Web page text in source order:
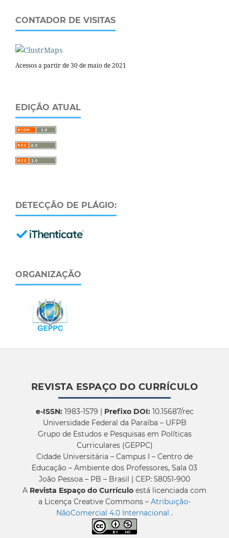
CONTADOR DE VISITAS
Acessos a partir de 30 de maio de 2021
EDIÇÃO ATUAL
DETECÇÃO DE PLÁGIO:
ORGANIZAÇÃO
REVISTA ESPAÇO DO CURRÍCULO
e-ISSN:1983-1579 | Prefixo DOI:10.15687/rec
Universidade Federal da Paraíba – UFPB
Grupo de Estudos e Pesquisas em Políticas
Curriculares (GEPPC)
Cidade Universitária – Campus I – Centro de
Educação – Ambiente dos Professores, Sala 03
João Pessoa – PB – Brasil | CEP: 58051-900
A Revista Espaço do Currículo está licenciada com
a Licença Creative Commons – Atribuição-
NãoComercial 4.0 Internacional .